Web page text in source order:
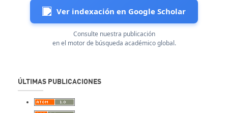
Ver indexación en Google Scholar
Consulte nuestra publicación
en el motor de búsqueda académico global.
ÚLTIMAS PUBLICACIONES